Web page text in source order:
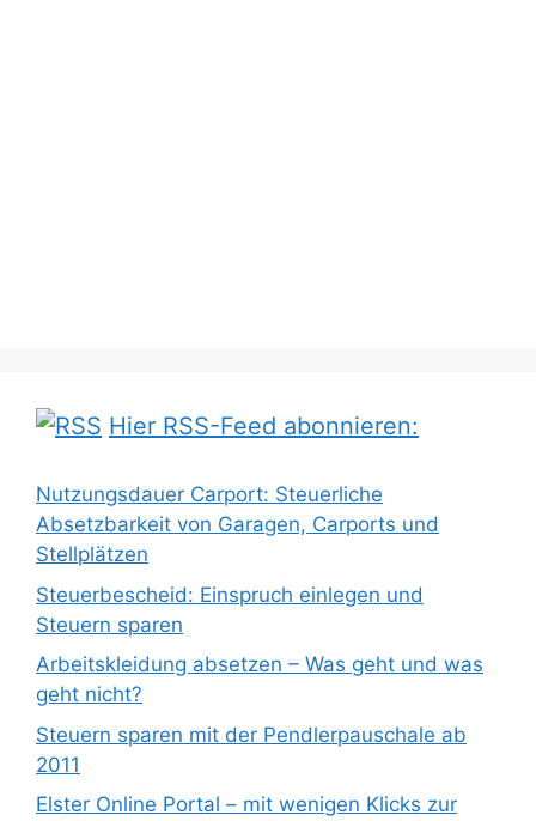
Hier RSS-Feed abonnieren:
Nutzungsdauer Carport: Steuerliche
Absetzbarkeit von Garagen, Carports und
Stellplätzen
Steuerbescheid: Einspruch einlegen und
Steuern sparen
Arbeitskleidung absetzen – Was geht und was
geht nicht?
Steuern sparen mit der Pendlerpauschale ab
2011
Elster Online Portal – mit wenigen Klicks zur